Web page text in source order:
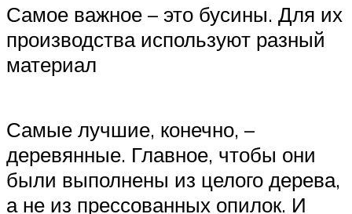
Самое важное – это бусины. Для их
производства используют разный
материал
Самые лучшие, конечно, –
деревянные. Главное, чтобы они
были выполнены из целого дерева,
а не из прессованных опилок. И